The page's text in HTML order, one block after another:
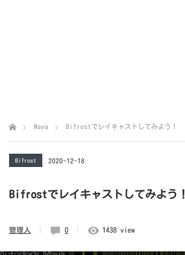
Maya Bifrostでレイキャストしてみよう！
Bifrost 2020-12-18
Bifrostでレイキャストしてみよう！
管理人 0 1438 view